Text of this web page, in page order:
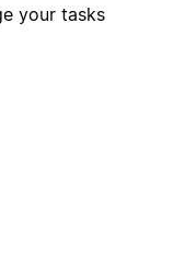
your tasks